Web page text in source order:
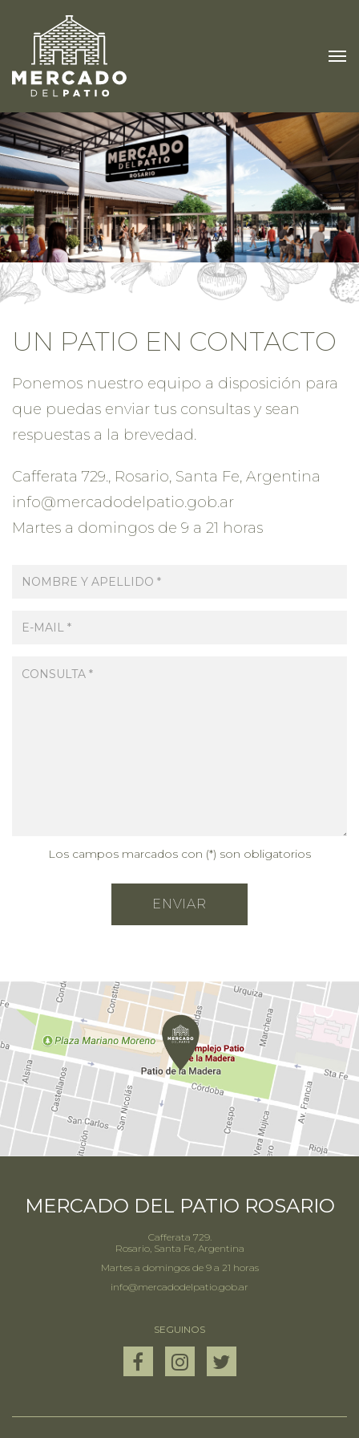
UN PATIO EN CONTACTO
Ponemos nuestro equipo a disposición para
que puedas enviar tus consultas y sean
respuestas a la brevedad.
Cafferata 729., Rosario, Santa Fe, Argentina
info@mercadodelpatio.gob.ar
Martes a domingos de 9 a 21 horas
Los campos marcados con (*) son obligatorios
ENVIAR
MERCADO DEL PATIO ROSARIO
Cafferata 729.
Rosario, Santa Fe, Argentina
Martes a domingos de 9 a 21 horas
info@mercadodelpatio.gob.ar
SEGUINOS